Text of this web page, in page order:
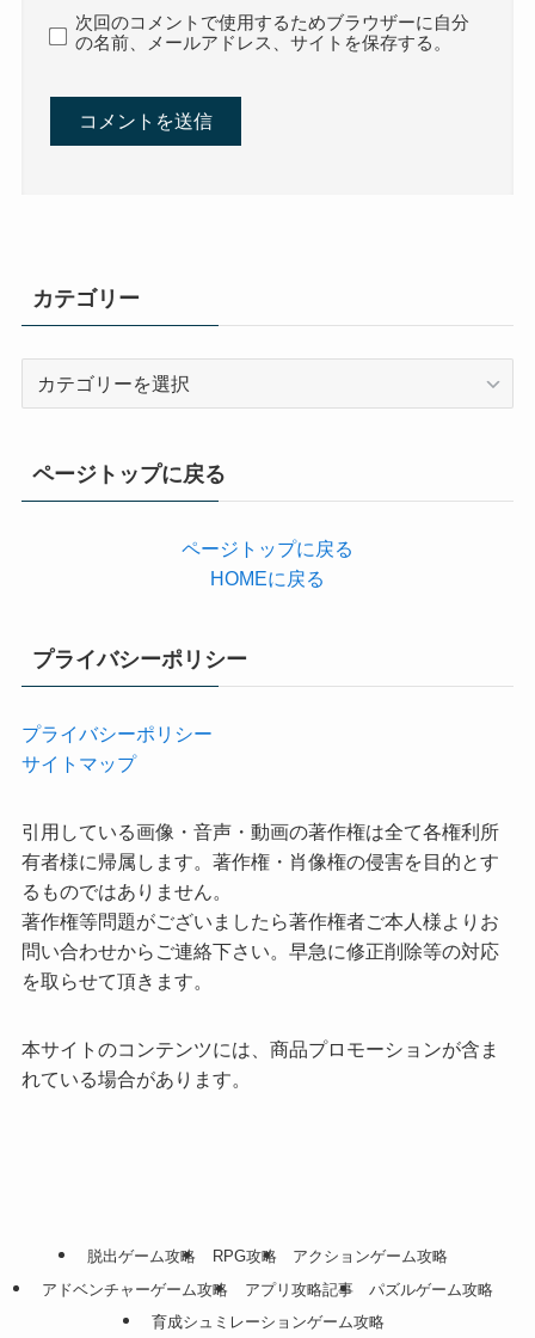
次回のコメントで使用するためブラウザーに自分
の名前、メールアドレス、サイトを保存する。
カテゴリー
ページトップに戻る
ページトップに戻る
HOMEに戻る
プライバシーポリシー
プライバシーポリシー
サイトマップ
引用している画像・音声・動画の著作権は全て各権利所
有者様に帰属します。著作権・肖像権の侵害を目的とす
るものではありません。
著作権等問題がございましたら著作権者ご本人様よりお
問い合わせからご連絡下さい。早急に修正削除等の対応
を取らせて頂きます。
本サイトのコンテンツには、商品プロモーションが含ま
れている場合があります。
脱出ゲーム攻略 RPG攻略
アクションゲーム攻略
アドベンチャーゲーム攻略
アプリ攻略記事
パズルゲーム攻略
育成シュミレーションゲーム攻略